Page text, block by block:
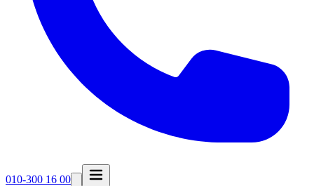
010-300 16 00